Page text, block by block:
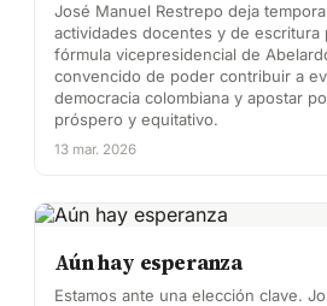
José Manuel Restrepo deja
actividades docentes y de escritura
fórmula vicepresidencial de
convencido de poder contribuir a
democracia colombiana y apostar
próspero y equitativo.
13 mar. 2026
Aún hay esperanza
Estamos ante una elección clave.